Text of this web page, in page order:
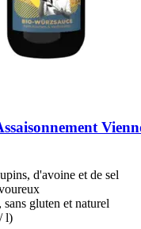
d'avoine et de sel
gluten et naturel
l)